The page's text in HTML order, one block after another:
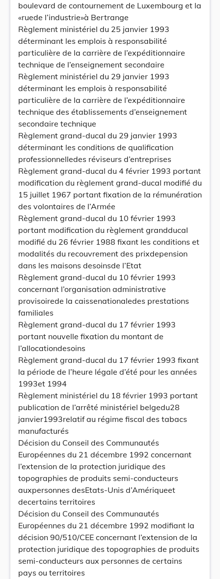
boulevard de contournement de Luxembourg et la
«ruede l’industrie»à Bertrange
Règlement ministériel du 25 janvier 1993
déterminant les emplois à responsabilité
particulière de la carrière de l’expéditionnaire
technique de l’enseignement secondaire
Règlement ministériel du 29 janvier 1993
déterminant les emplois à responsabilité
particulière de la carrière de l’expéditionnaire
technique des établissements d’enseignement
secondaire technique
Règlement grand-ducal du 29 janvier 1993
déterminant les conditions de qualification
professionnelledes réviseurs d’entreprises
Règlement grand-ducal du 4 février 1993 portant
modification du règlement grand-ducal modifié du
15 juillet 1967 portant fixation de la rémunération
des volontaires de l’Armée
Règlement grand-ducal du 10 février 1993
portant modification du règlement grandducal
modifié du 26 février 1988 fixant les conditions et
modalités du recouvrement des prixdepension
dans les maisons desoinsde l’Etat
Règlement grand-ducal du 10 février 1993
concernant l’organisation administrative
provisoirede la caissenationaledes prestations
familiales
Règlement grand-ducal du 17 février 1993
portant nouvelle fixation du montant de
l’allocationdesoins
Règlement grand-ducal du 17 février 1993 fixant
la période de l’heure légale d’été pour les années
1993et 1994
Règlement ministériel du 18 février 1993 portant
publication de l’arrêté ministériel belgedu28
janvier1993relatif au régime fiscal des tabacs
manufacturés
Décision du Conseil des Communautés
Européennes du 21 décembre 1992 concernant
l’extension de la protection juridique des
topographies de produits semi-conducteurs
auxpersonnes desEtats-Unis d’Amériqueet
decertains territoires
Décision du Conseil des Communautés
Européennes du 21 décembre 1992 modifiant la
décision 90/510/CEE concernant l’extension de la
protection juridique des topographies de produits
semi-conducteurs aux personnes de certains
pays ou territoires